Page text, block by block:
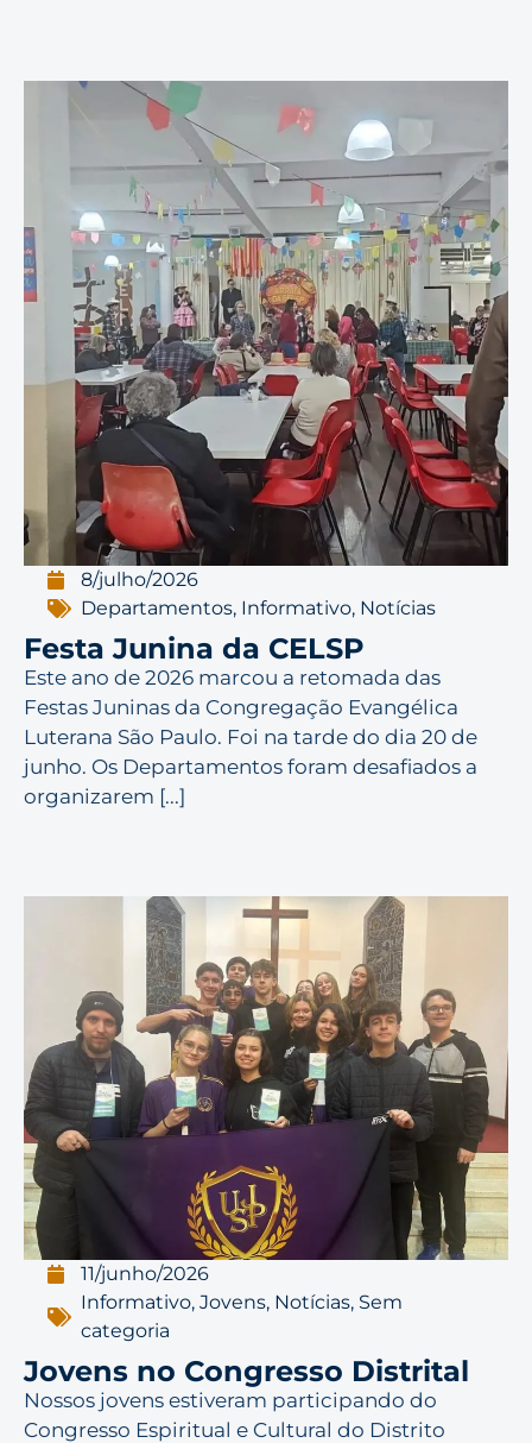
8/julho/2026
Departamentos, Informativo, Notícias
Festa Junina da CELSP
Este ano de 2026 marcou a retomada das
Festas Juninas da Congregação Evangélica
Luterana São Paulo. Foi na tarde do dia 20 de
junho. Os Departamentos foram desafiados a
organizarem [...]
11/junho/2026
Informativo,Jovens, Notícias, Sem
categoria
Jovens no Congresso Distrital
Nossos jovens estiveram participando do
Congresso Espiritual e Cultural do Distrito